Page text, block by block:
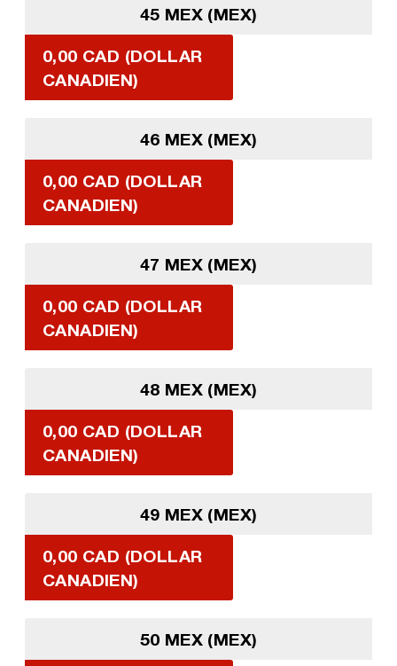
45 MEX (MEX)
0,00 CAD (DOLLAR
CANADIEN)
46 MEX (MEX)
0,00 CAD (DOLLAR
CANADIEN)
47 MEX (MEX)
0,00 CAD (DOLLAR
CANADIEN)
48 MEX (MEX)
0,00 CAD (DOLLAR
CANADIEN)
49 MEX (MEX)
0,00 CAD (DOLLAR
CANADIEN)
50 MEX (MEX)